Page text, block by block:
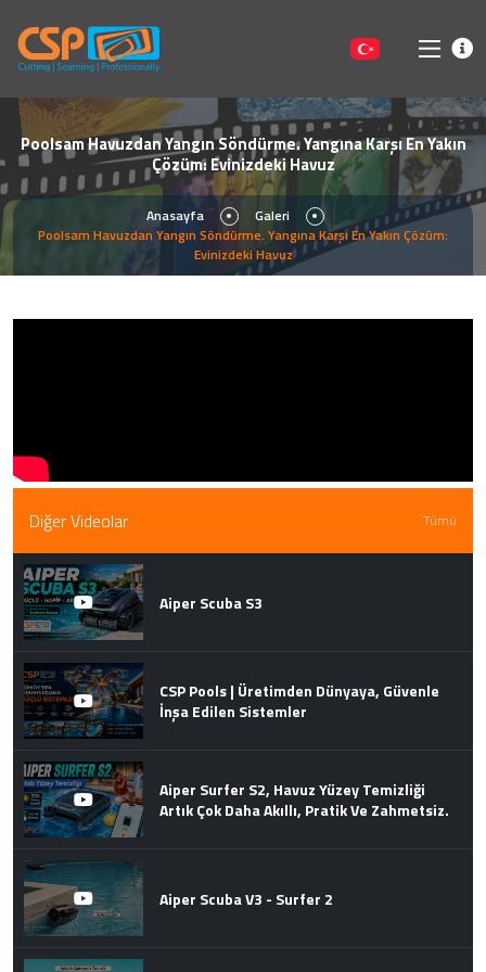
Poolsam Havuzdan Yangın Söndürme. Yangına Karşı En Yakın
Çözüm: Evinizdeki Havuz
Anasayfa
Galeri
Poolsam Havuzdan Yangın Söndürme. Yangına Karşı En Yakın Çözüm:
Evinizdeki Havuz
Diğer Videolar Tümü
Aiper Scuba S3
CSP Pools | Üretimden Dünyaya, Güvenle
İnşa Edilen Sistemler
Aiper Surfer S2, Havuz Yüzey Temizliği
Artık Çok Daha Akıllı, Pratik Ve Zahmetsiz.
Aiper Scuba V3 - Surfer 2